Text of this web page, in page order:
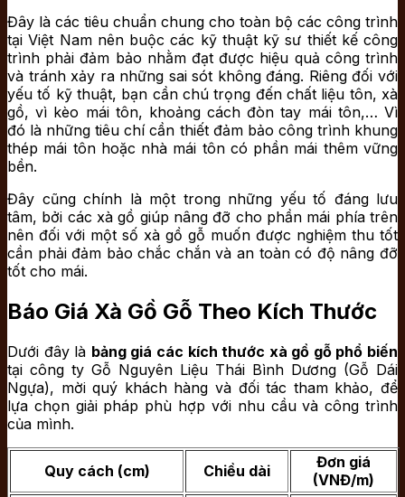
Đây là các tiêu chuẩn chung cho toàn bộ các công trình
tại Việt Nam nên buộc các kỹ thuật kỹ sư thiết kế công
trình phải đảm bảo nhằm đạt được hiệu quả công trình
và tránh xảy ra những sai sót không đáng. Riêng đối với
yếu tố kỹ thuật, bạn cần chú trọng đến chất liệu tôn, xà
gồ, vì kèo mái tôn, khoảng cách đòn tay mái tôn,… Vì
đó là những tiêu chí cần thiết đảm bảo công trình khung
thép mái tôn hoặc nhà mái tôn có phần mái thêm vững
bền.
Đây cũng chính là một trong những yếu tố đáng lưu
tâm, bởi các xà gồ giúp nâng đỡ cho phần mái phía trên
nên đối với một số xà gồ gỗ muốn được nghiệm thu tốt
cần phải đảm bảo chắc chắn và an toàn có độ nâng đỡ
tốt cho mái.
Báo Giá Xà Gồ Gỗ Theo Kích Thước
Dưới đây là bảng giá các kích thước xà gồ gỗ phổ biến
tại công ty Gỗ Nguyên Liệu Thái Bình Dương (Gỗ Dái
Ngựa), mời quý khách hàng và đối tác tham khảo, để
lựa chọn giải pháp phù hợp với nhu cầu và công trình
của mình.
Quy cách (cm) Chiều dài
Đơn giá
(VNĐ/m)